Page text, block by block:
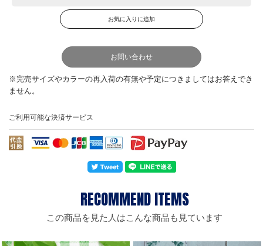
お問い合わせ
ご利用可能な決済サービス
この商品を見た人はこんな商品も見ています